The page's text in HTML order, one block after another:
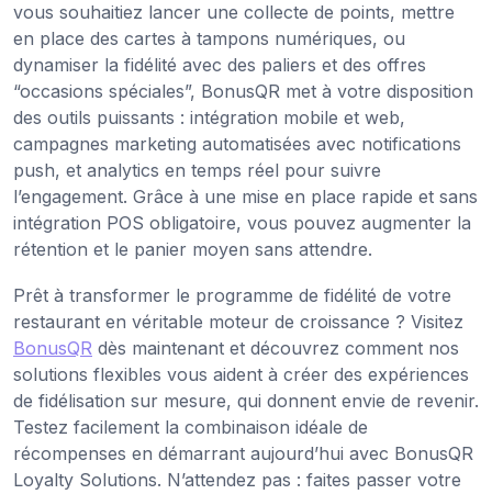
vous souhaitiez lancer une collecte de points, mettre
en place des cartes à tampons numériques, ou
dynamiser la fidélité avec des paliers et des offres
“occasions spéciales”, BonusQR met à votre disposition
des outils puissants : intégration mobile et web,
campagnes marketing automatisées avec notifications
push, et analytics en temps réel pour suivre
l’engagement. Grâce à une mise en place rapide et sans
intégration POS obligatoire, vous pouvez augmenter la
rétention et le panier moyen sans attendre.
Prêt à transformer le programme de fidélité de votre
restaurant en véritable moteur de croissance ? Visitez
BonusQR dès maintenant et découvrez comment nos
solutions flexibles vous aident à créer des expériences
de fidélisation sur mesure, qui donnent envie de revenir.
Testez facilement la combinaison idéale de
récompenses en démarrant aujourd’hui avec BonusQR
Loyalty Solutions. N’attendez pas : faites passer votre